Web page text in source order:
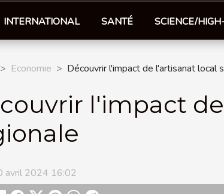
INTERNATIONAL SANTÉ SCIENCE/
Economie Découvrir l'impact de l'artisanat local
l'impact
avril 2024 16:02